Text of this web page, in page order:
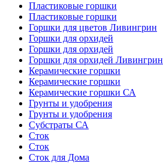
Пластиковые горшки
Пластиковые горшки
Горшки для цветов Ливингрин
Горшки для орхидей
Горшки для орхидей
Горшки для орхидей Ливингрин
Керамические горшки
Керамические горшки
Керамические горшки СА
Грунты и удобрения
Грунты и удобрения
Субстраты СА
Сток
Сток
Сток для Дома